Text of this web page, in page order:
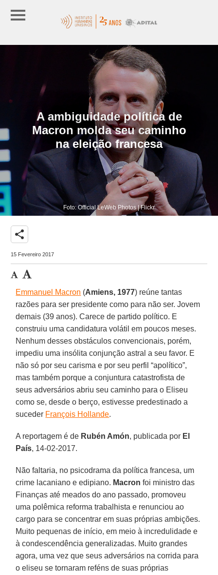
A ambiguidade política de
Macron molda seu caminho
na eleição francesa
Foto: Official LeWeb Photos | Flickr
share
15 Fevereiro 2017
Emmanuel Macron (Amiens, 1977) reúne tantas
razões para ser presidente como para não ser. Jovem
demais (39 anos). Carece de partido político. E
construiu uma candidatura volátil em poucos meses.
Nenhum desses obstáculos convencionais, porém,
impediu uma insólita conjunção astral a seu favor. E
não só por seu carisma e por seu perfil “apolítico”,
mas também porque a conjuntura catastrofista de
seus adversários abriu seu caminho para o Eliseu
como se, desde o berço, estivesse predestinado a
suceder François Hollande.
A reportagem é de Rubén Amón, publicada por El
País, 14-02-2017.
Não faltaria, no psicodrama da política francesa, um
crime lacaniano e edipiano. Macron foi ministro das
Finanças até meados do ano passado, promoveu
uma polêmica reforma trabalhista e renunciou ao
cargo para se concentrar em suas próprias ambições.
Muito pequenas de início, em meio à incredulidade e
à condescendência generalizadas. Muito grandes
agora, uma vez que seus adversários na corrida para
o eliseu se tornaram reféns de suas próprias